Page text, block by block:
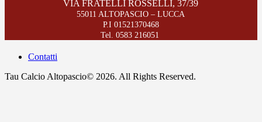
VIA FRATELLI ROSSELLI, 37/39
55011 ALTOPASCIO – LUCCA
P.I 01521370468
Tel. 0583 216051
Contatti
Tau Calcio Altopascio© 2026. All Rights Reserved.